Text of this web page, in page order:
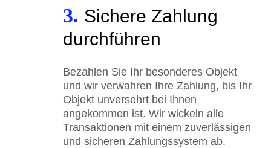
3. Sichere Zahlung
durchführen
Bezahlen Sie Ihr besonderes Objekt
und wir verwahren Ihre Zahlung, bis Ihr
Objekt unversehrt bei Ihnen
angekommen ist. Wir wickeln alle
Transaktionen mit einem zuverlässigen
und sicheren Zahlungssystem ab.